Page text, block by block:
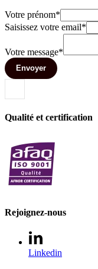
Votre prénom*
Saisissez votre email*
Votre message*
Envoyer
Qualité et certification
Rejoignez-nous
Linkedin